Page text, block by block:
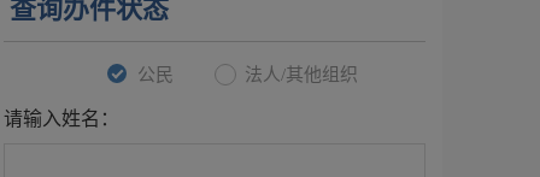
查询办件状态
公民 法人/其他组织
请输入姓名：